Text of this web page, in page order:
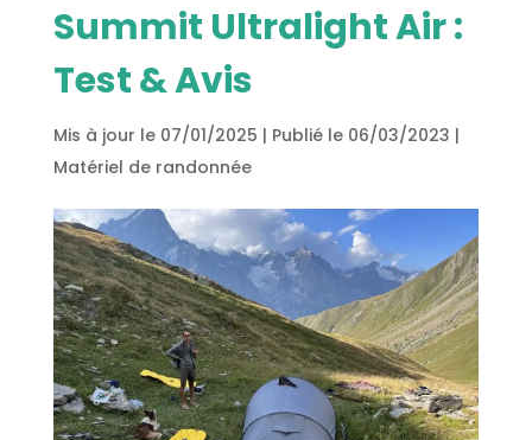
Summit Ultralight Air :
Test & Avis
Mis à jour le 07/01/2025 | Publié le 06/03/2023 |
Matériel de randonnée